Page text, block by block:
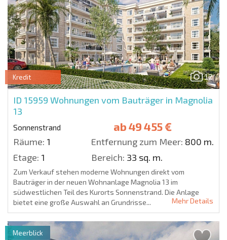
12
Kredit
ID 15959 Wohnungen vom Bauträger in Magnolia
13
Sonnenstrand ab49 455 €
Räume: 1 Entfernung zum Meer: 800 m.
Etage: 1 Bereich: 33 sq. m.
Zum Verkauf stehen moderne Wohnungen direkt vom
Bauträger in der neuen Wohnanlage Magnolia 13 im
südwestlichen Teil des Kurorts Sonnenstrand. Die Anlage
bietet eine große Auswahl an Grundrisse...
Mehr Details
Meerblick